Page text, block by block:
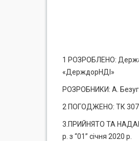
1 РОЗРОБЛЕНО:
«ДерждорНДІ»
РОЗРОБНИКИ: А.
2 ПОГОДЖЕНО: ТК 307
3.ПРИЙНЯТО ТА
р. з “01” січня 2020 р.